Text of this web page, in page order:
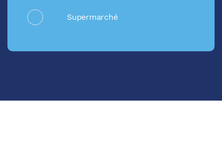
Supermarché